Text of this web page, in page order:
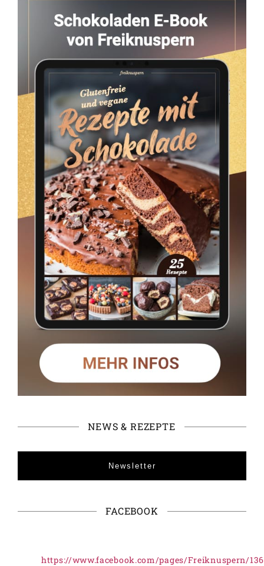
NEWS & REZEPTE
Newsletter
FACEBOOK
https://www.facebook.com/pages/Freiknuspern/